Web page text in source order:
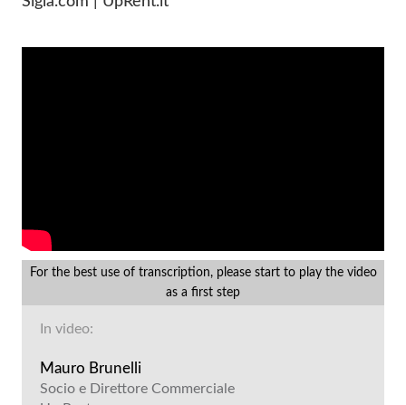
For the best use of transcription, please start to play the video
as a first step
In video:
Mauro Brunelli
Socio e Direttore Commerciale